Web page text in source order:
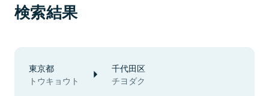
検索結果
東京都
トウキョウト
千代田区
チヨダク